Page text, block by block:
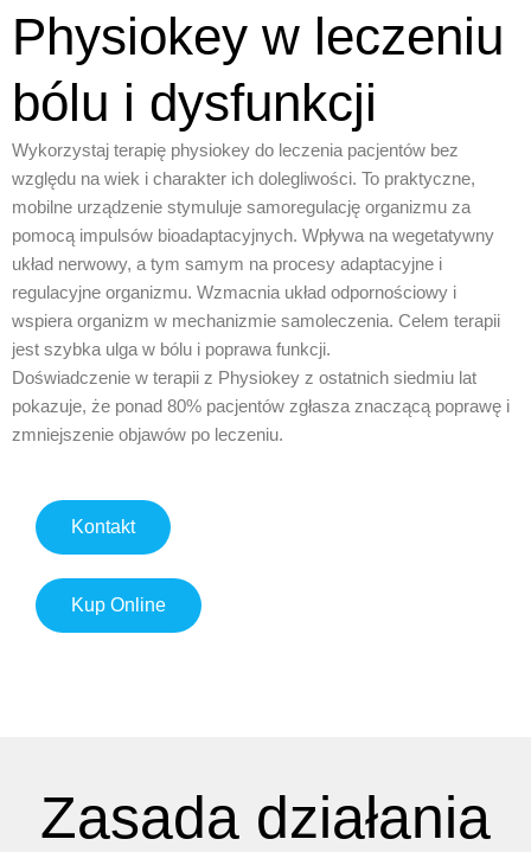
Physiokey w leczeniu
bólu i dysfunkcji
Wykorzystaj terapię physiokey do leczenia pacjentów bez
względu na wiek i charakter ich dolegliwości. To praktyczne,
mobilne urządzenie stymuluje samoregulację organizmu za
pomocą impulsów bioadaptacyjnych. Wpływa na wegetatywny
układ nerwowy, a tym samym na procesy adaptacyjne i
regulacyjne organizmu. Wzmacnia układ odpornościowy i
wspiera organizm w mechanizmie samoleczenia. Celem terapii
jest szybka ulga w bólu i poprawa funkcji.
Doświadczenie w terapii z Physiokey z ostatnich siedmiu lat
pokazuje, że ponad 80% pacjentów zgłasza znaczącą poprawę i
zmniejszenie objawów po leczeniu.
Kontakt
Kup Online
Zasada działania